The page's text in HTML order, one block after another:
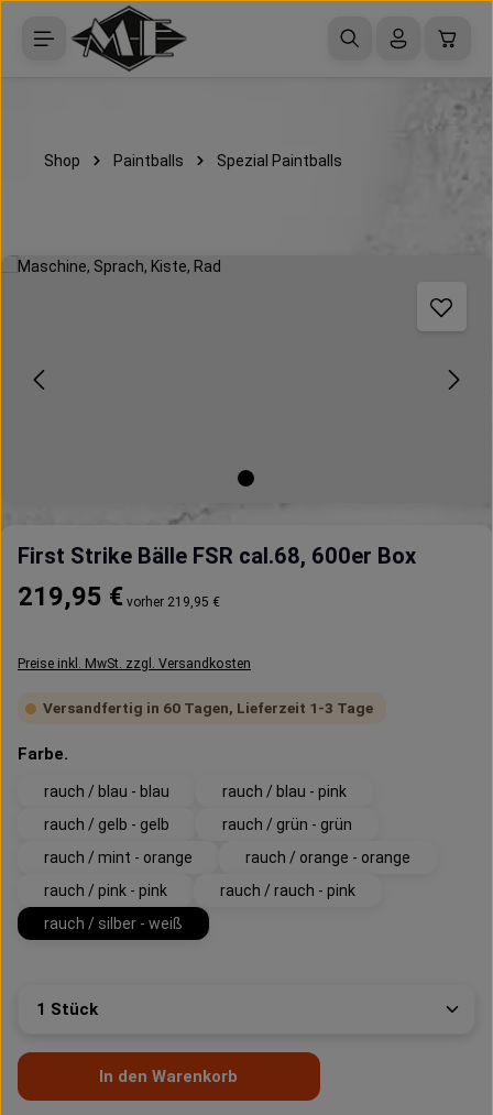
Zum Hauptinhalt springen
Shop Paintballs Spezial Paintballs
Bildergalerie überspringen
First Strike Bälle FSR cal.68, 600er Box
Regulärer Preis:
219,95 € vorher 219,95 €
Preise inkl. MwSt. zzgl. Versandkosten
Versandfertig in 60 Tagen, Lieferzeit 1-3 Tage
Farbe.
rauch / blau - blau
rauch / blau - pink
rauch / gelb - gelb
rauch / grün - grün
rauch / mint - orange
rauch / orange - orange
rauch / pink - pink
rauch / rauch - pink
rauch / silber - weiß
Produkt Anzahl: Gib den gewünschten Wert ein
In den Warenkorb